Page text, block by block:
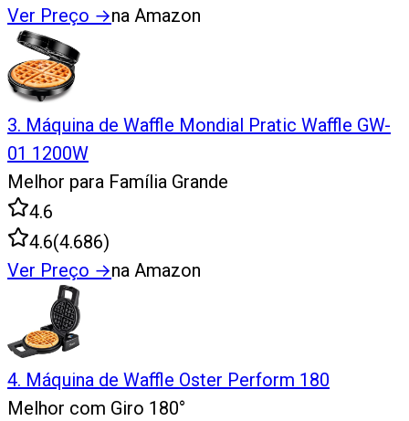
Ver Preço →na Amazon
3. Máquina de Waffle Mondial Pratic Waffle GW-
01 1200W
Melhor para Família Grande
4.6
4.6(4.686)
Ver Preço →na Amazon
4. Máquina de Waffle Oster Perform 180
Melhor com Giro 180°